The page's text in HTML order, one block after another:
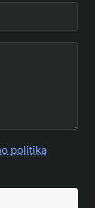
politika